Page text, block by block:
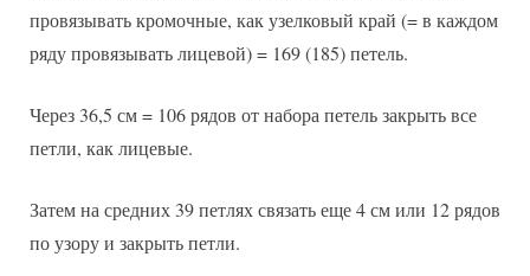
провязывать кромочные, как узелковый край (= в каждом
ряду провязывать лицевой) = 169 (185) петель.
Через 36,5 см = 106 рядов от набора петель закрыть все
петли, как лицевые.
Затем на средних 39 петлях связать еще 4 см или 12 рядов
по узору и закрыть петли.